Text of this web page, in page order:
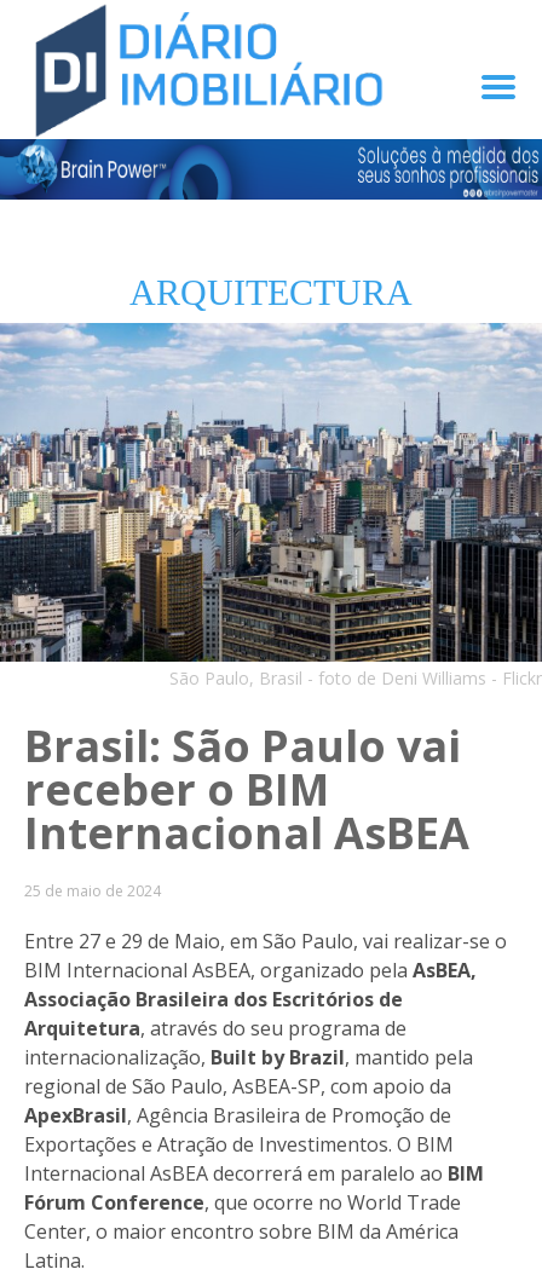
ARQUITECTURA
São Paulo, Brasil - foto de Deni Williams - Flickr
Brasil: São Paulo vai
receber o BIM
Internacional AsBEA
25 de maio de 2024
Entre 27 e 29 de Maio, em São Paulo, vai realizar-se o
BIM Internacional AsBEA, organizado pela AsBEA,
Associação Brasileira dos Escritórios de
Arquitetura, através do seu programa de
internacionalização, Built by Brazil, mantido pela
regional de São Paulo, AsBEA-SP, com apoio da
ApexBrasil, Agência Brasileira de Promoção de
Exportações e Atração de Investimentos. O BIM
Internacional AsBEA decorrerá em paralelo ao BIM
Fórum Conference, que ocorre no World Trade
Center, o maior encontro sobre BIM da América
Latina.